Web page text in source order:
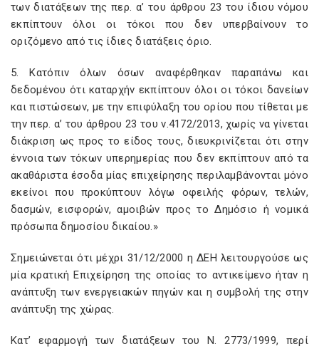
των διατάξεων της περ. α’ του άρθρου 23 του ίδιου νόμου
εκπίπτουν όλοι οι τόκοι που δεν υπερβαίνουν το
οριζόμενο από τις ίδιες διατάξεις όριο.
5. Κατόπιν όλων όσων αναφέρθηκαν παραπάνω και
δεδομένου ότι καταρχήν εκπίπτουν όλοι οι τόκοι δανείων
και πιστώσεων, με την επιφύλαξη του ορίου που τίθεται με
την περ. α’ του άρθρου 23 του ν.4172/2013, χωρίς να γίνεται
διάκριση ως προς το είδος τους, διευκρινίζεται ότι στην
έννοια των τόκων υπερημερίας που δεν εκπίπτουν από τα
ακαθάριστα έσοδα μίας επιχείρησης περιλαμβάνονται μόνο
εκείνοι που προκύπτουν λόγω οφειλής φόρων, τελών,
δασμών, εισφορών, αμοιβών προς το Δημόσιο ή νομικά
πρόσωπα δημοσίου δικαίου.»
Σημειώνεται ότι μέχρι 31/12/2000 η ΔΕΗ λειτουργούσε ως
μία κρατική Επιχείρηση της οποίας το αντικείμενο ήταν η
ανάπτυξη των ενεργειακών πηγών και η συμβολή της στην
ανάπτυξη της χώρας.
Κατ’ εφαρμογή των διατάξεων του Ν. 2773/1999, περί